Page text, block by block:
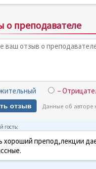
о преподавателе
–
отзыв Данные об авторе
хороший препод,лекции